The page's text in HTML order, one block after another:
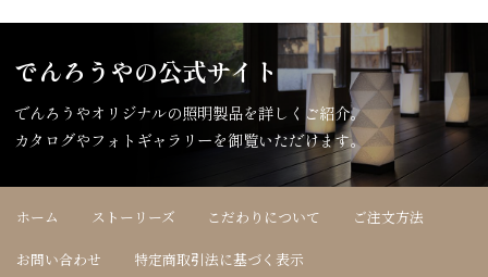
でんろうやの公式サイト
でんろうやオリジナルの照明製品を詳しくご紹介。
カタログやフォトギャラリーを御覧いただけます。
ホーム ストーリーズ こだわりについて ご注文方法
お問い合わせ 特定商取引法に基づく表示